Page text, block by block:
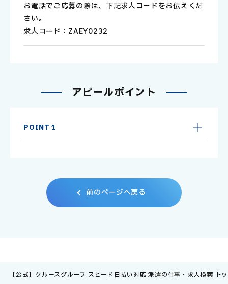
お電話でご応募の際は、下記求人コードをお伝えくだ
さい。
求人コード：ZAEY0232
ア ピールポイン ト
POINT 1
前のページへ戻る
【公式】クルースグループ スピード日払い対応 派遣の仕事・求人検索 ト